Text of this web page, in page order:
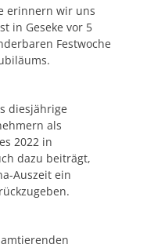
erinnern wir uns
in Geseke vor 5
Festwoche
diesjährige
als
2022 in
dazu beiträgt,
Auszeit ein